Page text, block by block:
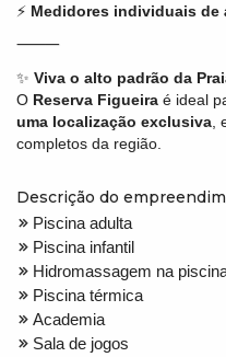
⚡ Medidores individuais de
⸻
✨ Viva o alto padrão da
O Reserva Figueira é ideal
uma localização exclusiva
completos da região.
Descrição do
Piscina adulta
Piscina infantil
Hidromassagem na
Piscina térmica
Academia
Sala de jogos